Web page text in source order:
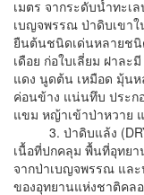
เมตร จากระดับน้ำทะเ
เบญจพรรณ ป่าดิบเขา
ยืนต้นชนิดเด่นหลายช
เดือย ก่อใบเลี่ยม ฝาล
แดง นูดต้น เหมือด มุ้น
ค่อนข้าง แน่นทึบ ประก
แขม หญ้าเข้าป่าหวาย
3. ป่าดิบแล้ง (DRY
เนื้อที่ปกคลุม พื้นที่อุทยา
จากป่าเบญจพรรณ และ
ของอุทยานแห่งชาติคล